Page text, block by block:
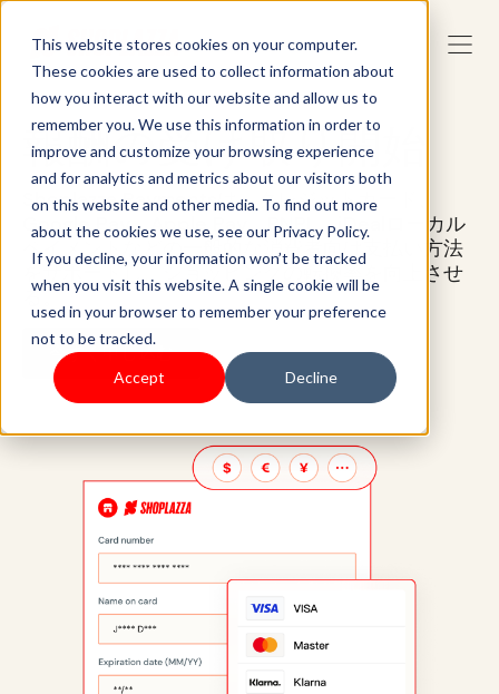
This website stores cookies on your computer.
These cookies are used to collect information about
how you interact with our website and allow us to
remember you. We use this information in order to
improve and customize your browsing experience
and for analytics and metrics about our visitors both
on this website and other media. To find out more
about the cookies we use, see our Privacy Policy.
If you decline, your information won’t be tracked
when you visit this website. A single cookie will be
used in your browser to remember your preference
not to be tracked.
Accept Decline
報酬の受け取り開始
Shoplazza Paymentsは、クレジットカード、
Google Pay、Apple Pay、BNPL、iDealローカル
ペイメントなどの一般的な消費者向け支払い方法
をサポートし、ショッピングの転換率を向上させ
る。
今すぐ申し込む